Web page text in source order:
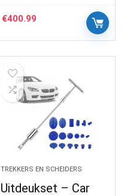
€400.99
TREKKERS EN SCHEIDERS
Uitdeukset – Car